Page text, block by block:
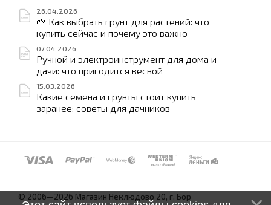
26.04.2026
🌱 Как выбрать грунт для растений: что
купить сейчас и почему это важно
07.04.2026
Ручной и электроинструмент для дома и
дачи: что пригодится весной
15.03.2026
Какие семена и грунты стоит купить
заранее: советы для дачников
© 2006—2026 Магазин Неклюдово 20, г. Бор